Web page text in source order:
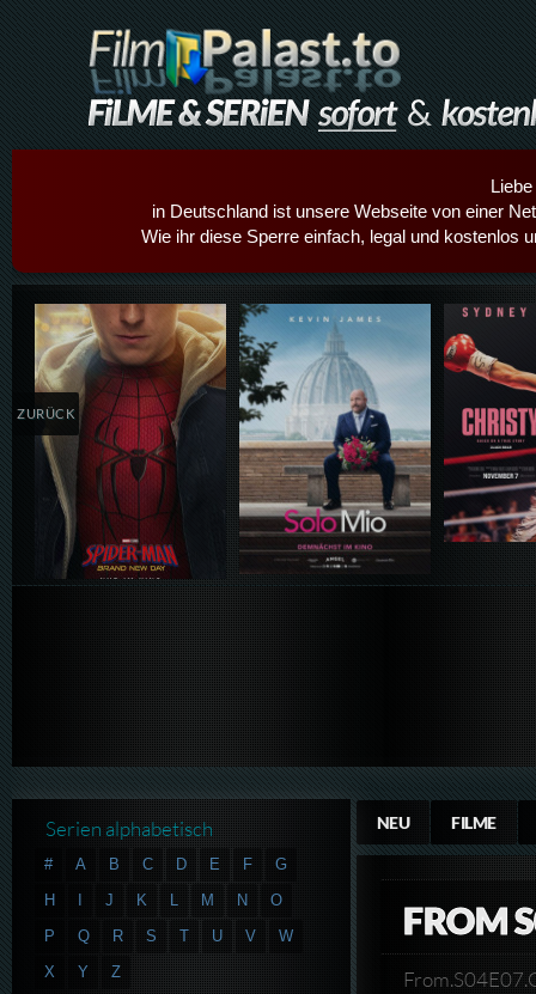
in Deutschland ist unsere Webseite von einer
Wie ihr diese Sperre einfach, legal und kostenlos
Details,Play Details,Play
ZURÜCK
NEU FILME
FROM
Serien alphabetisch
# A B C D E F
G
H
I J K L M N
O
P
Q R S T U V
W
X
Y Z